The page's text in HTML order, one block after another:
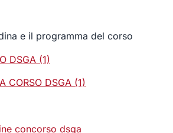
e il programma del corso
DSGA (1)
CORSO DSGA (1)
concorso dsga